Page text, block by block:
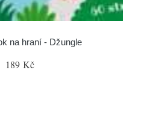
na hraní - Džungle
189 Kč